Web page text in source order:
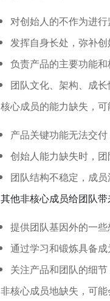
对创始人的不作为进
发挥自身长处，弥补
负责产品的主要功能
团队文化、架构、成
核心成员的能力缺失，可
产品关键功能无法交
创始人能力缺失时，
团队结构不稳定，成
其他非核心成员给团队
提供团队基因外的一
通过学习和锻炼具备
关注产品和团队的细
非核心成员地缺失，可能